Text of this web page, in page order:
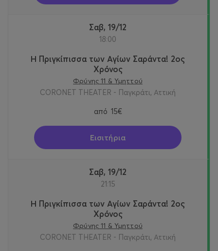
Σαβ, 19/12
18:00
Η Πριγκίπισσα των Αγίων Σαράντα! 2oς
Χρόνος
Φρύνης 11 & Υμηττού
CORONET THEATER - Παγκράτι, Αττική
από 15€
Εισιτήρια
Σαβ, 19/12
21:15
Η Πριγκίπισσα των Αγίων Σαράντα! 2oς
Χρόνος
Φρύνης 11 & Υμηττού
CORONET THEATER - Παγκράτι, Αττική